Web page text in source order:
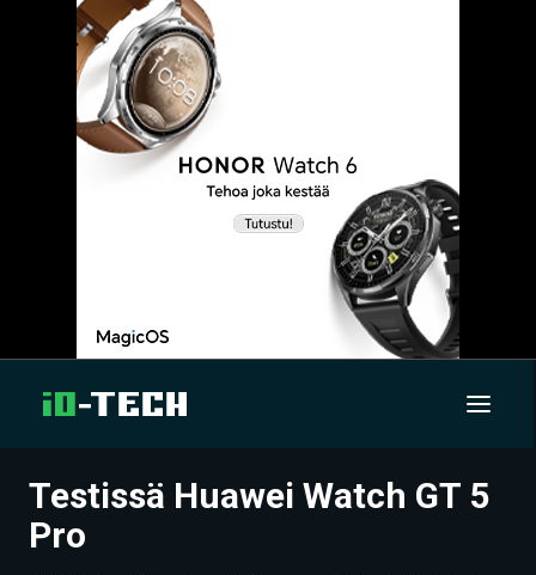
UUTISET
Testissä Huawei Watch GT 5
Pro